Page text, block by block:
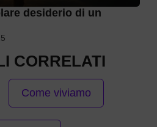
desiderio di un
CORRELATI
Come viviamo